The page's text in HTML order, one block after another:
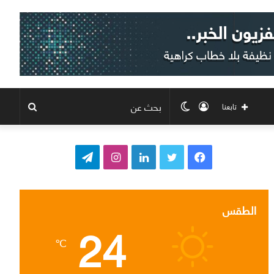
الوضع
المظلم
تسجيل
الدخول
تابعنا
ف
ب
و
ق
ت
ر
الطقس 24
℃